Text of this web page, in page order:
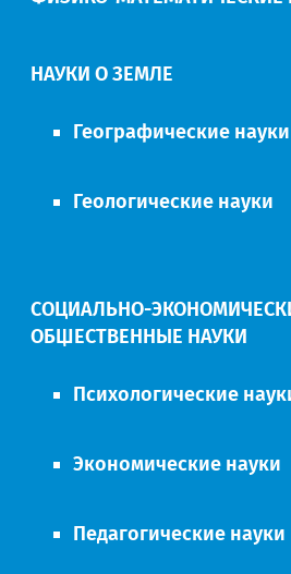
НАУКИ О ЗЕМЛЕ
Географические науки
Геологические науки
СОЦИАЛЬНО-
ОБЩЕСТВЕННЫЕ НАУКИ
Психологические
Экономические науки
Педагогические науки